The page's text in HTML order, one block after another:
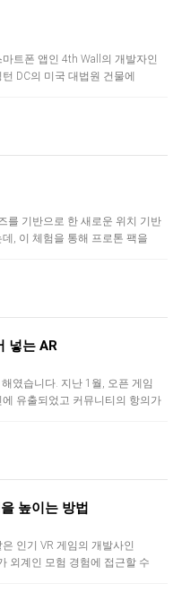
트폰 앱인 4th Wall의 개발자인
DC의 미국 대법원 건물에
를 기반으로 한 새로운 위치 기반
, 이 체험을 통해 프로톤 팩을
넣는 AR
였습니다. 지난 1월, 오픈 게임
유출되었고 커뮤니티의 항의가
높이는 방법
인기 VR 게임의 개발사인
외계인 모험 경험에 접근할 수